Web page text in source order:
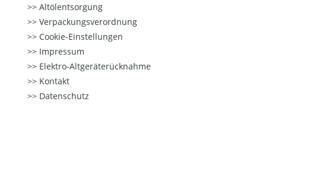
Altölentsorgung
Verpackungsverordnung
Cookie-Einstellungen
Impressum
Elektro-Altgeräterücknahme
Kontakt
Datenschutz